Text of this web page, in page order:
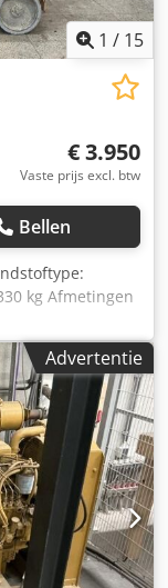
1 / 15
€ 3.950
Vaste prijs excl. btw
Bellen
kg Afmetingen
-
Aiierf - CE
- CE
-
[mm]: 2230 -
[st.]: 1
prijs is exclusief
ondernemers
in de industriële
Advertentie